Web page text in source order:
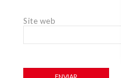
Site web